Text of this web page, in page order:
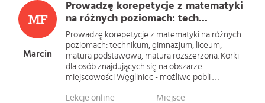
Marcin
Prowadzę korepetycje z matematyki
na różnych poziomach: tech...
Prowadzę korepetycje z matematyki na różnych
poziomach: technikum, gimnazjum, liceum,
matura podstawowa, matura rozszerzona. Korki
dla osób znajdujących się na obszarze
miejscowości Węgliniec - możliwe pobli . . .
Lekcje online Miejsce